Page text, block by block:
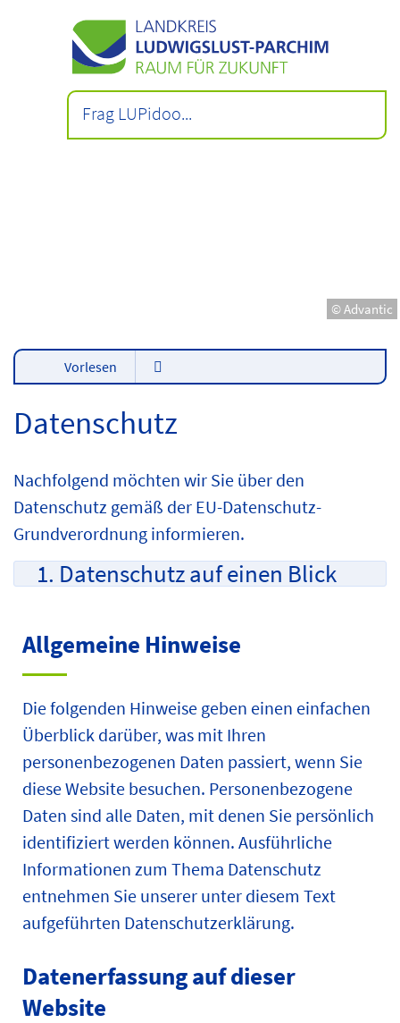
© Advantic
Vorlesen
Datenschutz
Nachfolgend möchten wir Sie über den
Datenschutz gemäß der EU-Datenschutz-
Grundverordnung informieren.
1. Datenschutz auf einen Blick
Allgemeine Hinweise
Die folgenden Hinweise geben einen einfachen
Überblick darüber, was mit Ihren
personenbezogenen Daten passiert, wenn Sie
diese Website besuchen. Personenbezogene
Daten sind alle Daten, mit denen Sie persönlich
identifiziert werden können. Ausführliche
Informationen zum Thema Datenschutz
entnehmen Sie unserer unter diesem Text
aufgeführten Datenschutzerklärung.
Datenerfassung auf dieser
Website